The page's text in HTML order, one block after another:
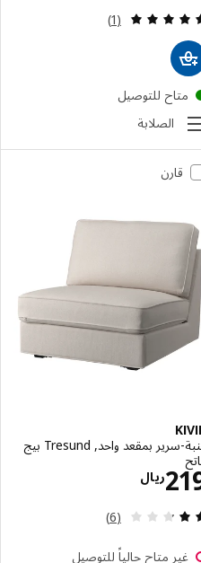
مراجعة: 5 من أصل 5 نجوم. إجمالي المراجعات:
(1)
للتوصيل
الصلابة
قارن
كنبة-سرير بمقعد واحد, Tresund بيج
ريالالاسعار ريال 219
مراجعة: 2.3 من أصل 5 نجوم. إجمالي المراجعات:
(6)
متاح حالياً للتوصيل